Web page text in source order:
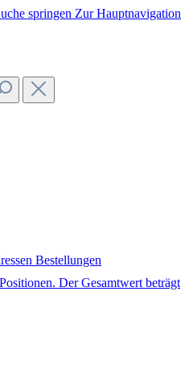
springen Zur Hauptnavigation
Bestellungen
Der Gesamtwert beträgt